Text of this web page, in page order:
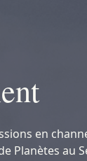
en
Planètes au